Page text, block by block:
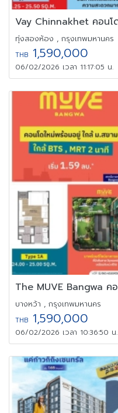
ทุ่งสองห้อง , กรุงเทพมหานคร
THB 1,590,000
06/02/2026 เวลา 11:17:05 น.
บางหว้า , กรุงเทพมหานคร
THB 1,590,000
06/02/2026 เวลา 10:36:50 น.